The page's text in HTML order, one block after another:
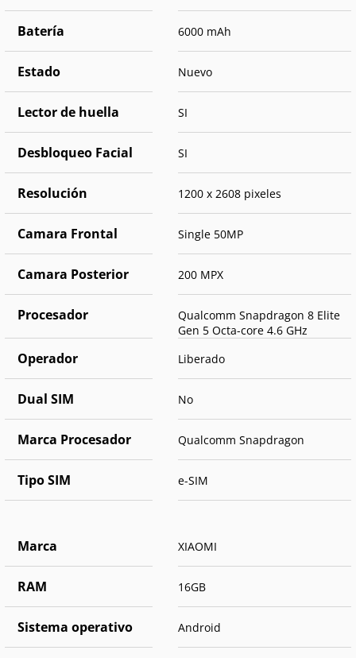
Batería 6000 mAh
Estado Nuevo
Lector de huella SI
Desbloqueo Facial SI
Resolución 1200 x 2608 pixeles
Camara Frontal Single 50MP
Camara Posterior 200 MPX
Procesador
Qualcomm Snapdragon 8 Elite
Gen 5 Octa-core 4.6 GHz
Operador Liberado
Dual SIM No
Marca Procesador Qualcomm Snapdragon
Tipo SIM e-SIM
Marca XIAOMI
RAM 16GB
Sistema operativo Android